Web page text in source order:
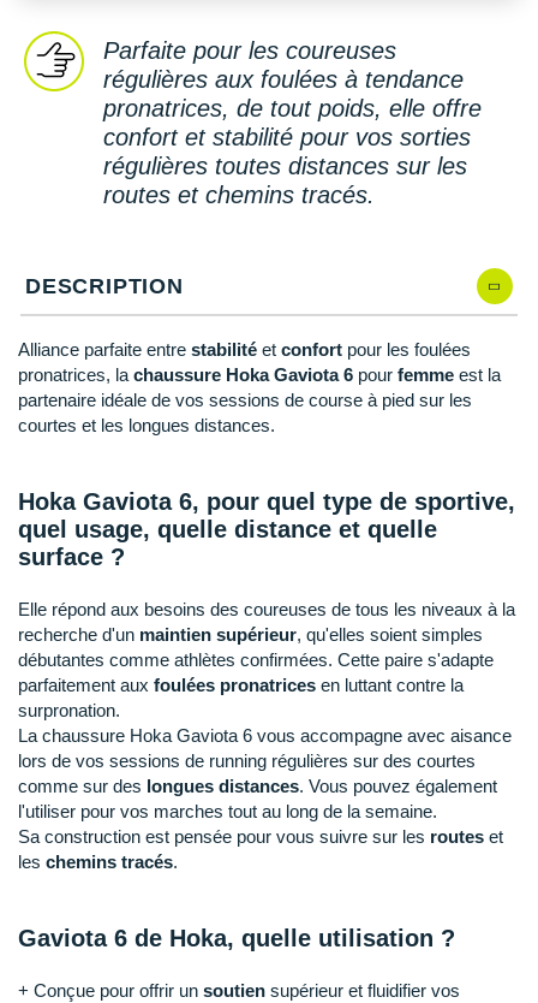
Parfaite pour les coureuses
régulières aux foulées à tendance
pronatrices, de tout poids, elle offre
confort et stabilité pour vos sorties
régulières toutes distances sur les
routes et chemins tracés.
DESCRIPTION
Alliance parfaite entre stabilité et confort pour les foulées
pronatrices, la chaussure Hoka Gaviota 6 pour femme est la
partenaire idéale de vos sessions de course à pied sur les
courtes et les longues distances.
Hoka Gaviota 6, pour quel type de sportive,
quel usage, quelle distance et quelle
surface ?
Elle répond aux besoins des coureuses de tous les niveaux à la
recherche d'un maintien supérieur, qu'elles soient simples
débutantes comme athlètes confirmées. Cette paire s'adapte
parfaitement aux foulées pronatrices en luttant contre la
surpronation.
La chaussure Hoka Gaviota 6 vous accompagne avec aisance
lors de vos sessions de running régulières sur des courtes
comme sur des longues distances. Vous pouvez également
l'utiliser pour vos marches tout au long de la semaine.
Sa construction est pensée pour vous suivre sur les routes et
les chemins tracés.
Gaviota 6 de Hoka, quelle utilisation ?
+ Conçue pour offrir un soutien supérieur et fluidifier vos
DÉSTOCKAGE
+ Voir tous lesaccessoires
Nike
NNormal
On-Running
OVERSTIMS
Patagonia
Petzl
Puma
Raidlight
Salomon
Saucony
Saxx
Scarpa
Scott
Sidas
Smoon